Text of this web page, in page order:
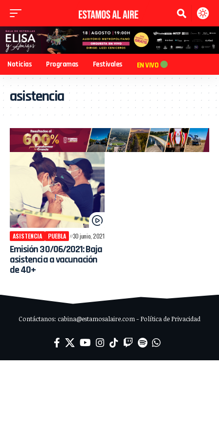
Noticias Programas Festivales EN VIVO
asistencia
ASISTENCIA PUEBLA 30 junio, 2021
Emisión 30/06/2021: Baja
asistencia a vacunación
de 40+
Contáctanos: cabina@estamosalaire.com - Política de Privacidad